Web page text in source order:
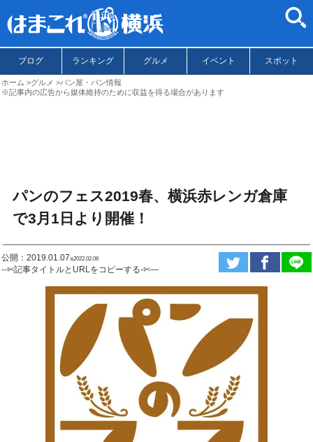
ブログ ランキング グルメ イベント スポット
ホーム グルメ
パン屋・パン情報
※記事内の広告から媒体維持のために収益を得る場合があります
パンのフェス2019春、横浜赤レンガ倉庫
で3月1日より開催！
公開：2019.01.07ಇ2022.02.08
--✄記事タイトルとURLをコピーする-✄—